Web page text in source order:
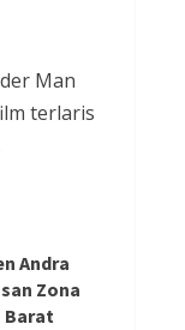
HUT
Man
terlaris
Andra
Zona
Barat